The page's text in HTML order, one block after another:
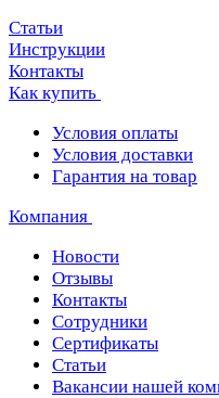
Статьи
Инструкции
Контакты
Как купить
Условия оплаты
Условия доставки
Гарантия на товар
Компания
Новости
Отзывы
Контакты
Сотрудники
Сертификаты
Статьи
Вакансии нашей